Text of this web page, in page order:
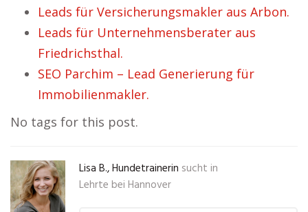
Leads für Versicherungsmakler aus Arbon.
Leads für Unternehmensberater aus
Friedrichsthal.
SEO Parchim – Lead Generierung für
Immobilienmakler.
No tags for this post.
Lisa B., Hundetrainerin sucht in
Lehrte bei Hannover